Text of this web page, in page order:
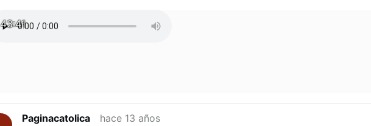
43:41
Paginacatolica
hace 13 años